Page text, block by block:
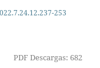
253
PDF Descargas: 682